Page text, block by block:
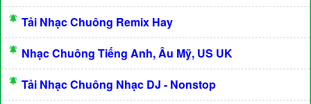
Tải Nhạc Chuông Remix Hay
Nhạc Chuông Tiếng Anh, Âu Mỹ, US UK
Tải Nhạc Chuông Nhạc DJ - Nonstop